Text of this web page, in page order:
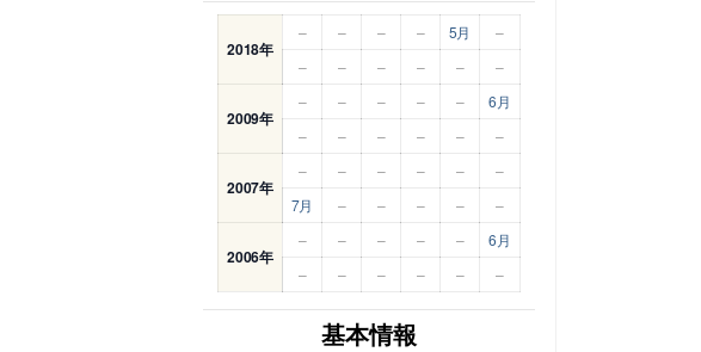
2018年
– – – – 5月
–
–
– – – – –
2009年
– – – – –
6月
–
– – – – –
2007年
– – – – –
–
7月
– – – – –
2006年
– – – – –
6月
–
– – – – –
基本情報